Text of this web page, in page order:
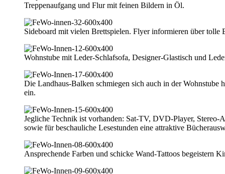
Treppenaufgang und Flur mit feinen Bildern in Öl.
Sideboard mit vielen Brettspielen. Flyer informieren über tolle
Wohnstube mit Leder-Schlafsofa, Designer-Glastisch und
Die Landhaus-Balken schmiegen sich auch in der Wohnstube
ein.
Jegliche Technik ist vorhanden: Sat-TV, DVD-Player, Stereo-
sowie für beschauliche Lesestunden eine attraktive
Ansprechende Farben und schicke Wand-Tattoos begeistern